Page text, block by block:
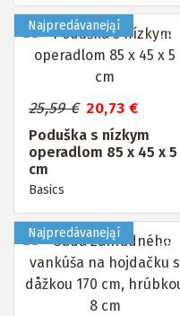
Až do
19%
25,59 € 20,73 €
Poduška s nízkym
operadlom 85 x 45 x 5
cm
Basics
Až do
19%